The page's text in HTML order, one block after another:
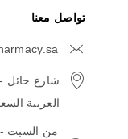
تواصل معنا
شارع حائل
العربية